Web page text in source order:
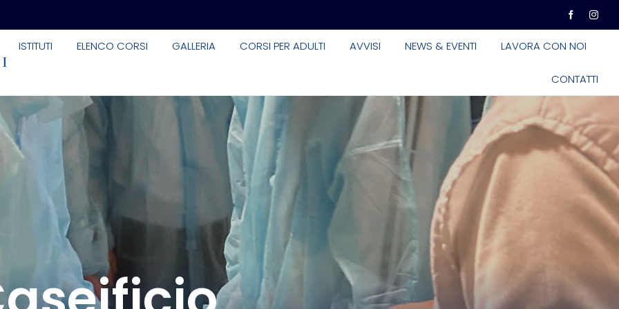
ISTITUTI ELENCO CORSI GALLERIA CORSI PER ADULTI AVVISI NEWS & EVENTI LAVORA CON NOI
CONTATTI